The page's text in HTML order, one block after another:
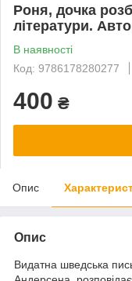
Роня, дочка
літератури.
В наявності
Код: 9786178280277
400 ₴
Опис
Опис
Видатна шведська